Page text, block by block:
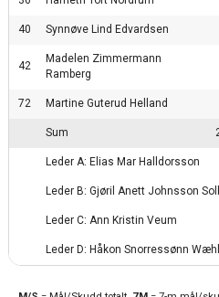
40 Synnøve Lind Edvardsen
42
Madelen Zimmermann
Ramberg
72 Martine Guterud Helland
Sum
Leder A: Elias Mar Halldorsson
Leder B: Gjøril Anett Johnsson
Leder C: Ann Kristin Veum
Leder D: Håkon Snorressønn